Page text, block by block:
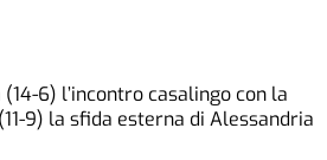
6) l’incontro casalingo con la
9) la sfida esterna di Alessandria